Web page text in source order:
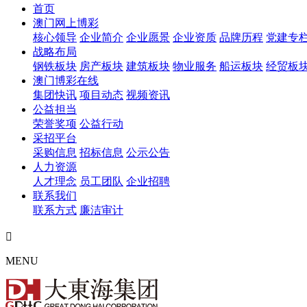
首页
澳门网上博彩
核心领导 企业简介 企业愿景 企业资质 品牌历程 党建专
战略布局
钢铁板块 房产板块 建筑板块 物业服务 船运板块 经贸板
澳门博彩在线
集团快讯 项目动态 视频资讯
公益担当
荣誉奖项 公益行动
采招平台
采购信息 招标信息 公示公告
人力资源
人才理念 员工团队 企业招聘
联系我们
联系方式 廉洁审计

MENU